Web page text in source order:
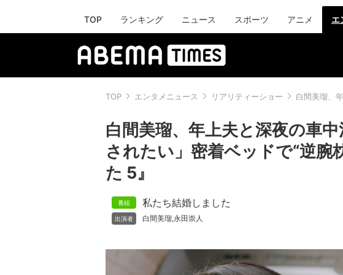
TOP ランキング ニュース スポーツ アニメ エ
TOP エンタメニュース リアリティーショー 白間美瑠、
白間美瑠、年上夫と深夜の車
されたい」密着ベッドで“逆腕
た 5』
私たち結婚しました
白間美瑠,永田崇人